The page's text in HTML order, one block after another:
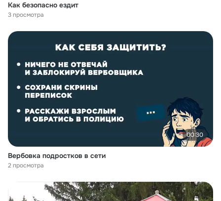
Как безопасно ездит
3 просмотра
00:30
Вербовка подростков в сети
2 просмотра